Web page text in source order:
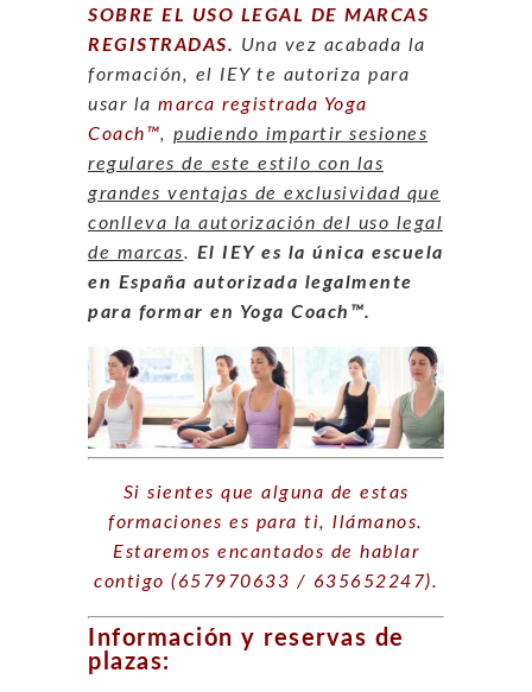
SOBRE EL USO LEGAL DE MARCAS
REGISTRADAS. Una vez acabada la
formación, el IEY te autoriza para
usar la marca registrada Yoga
Coach™, pudiendo impartir sesiones
regulares de este estilo con las
grandes ventajas de exclusividad que
conlleva la autorización del uso legal
de marcas. El IEY es la única escuela
en España autorizada legalmente
para formar en Yoga Coach™.
Si sientes que alguna de estas
formaciones es para ti, llámanos.
Estaremos encantados de hablar
contigo (657970633 / 635652247).
Información y reservas de
plazas: